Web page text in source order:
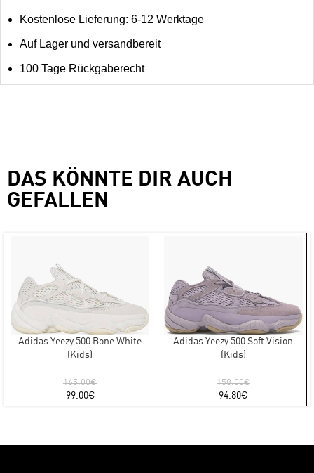
Kostenlose Lieferung: 6-12 Werktage
Auf Lager und versandbereit
100 Tage Rückgaberecht
DAS KÖNNTE DIR AUCH
GEFALLEN
Adidas Yeezy 500 Bone White
(Kids)
165.00€
99.00€
Adidas Yeezy 500 Soft Vision
(Kids)
158.00€
94.80€